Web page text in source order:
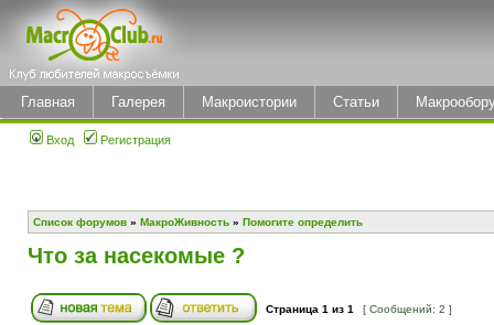
Главная Галерея Макроистории Статьи
Вход Регистрация
Список форумов » МакроЖивность » Помогите определить
Что за насекомые ?
Страница 1 из 1 [ Сообщений: 2 ]